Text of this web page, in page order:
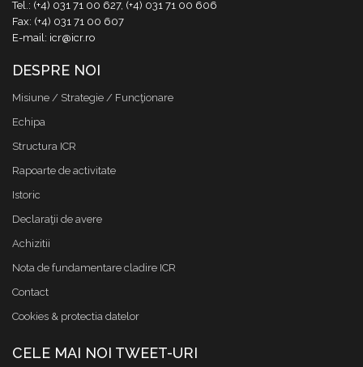
Tel.: (+4) 031 71 00 627, (+4) 031 71 00 606
Fax: (+4) 031 71 00 607
E-mail: icr@icr.ro
DESPRE NOI
Misiune / Strategie / Funcţionare
Echipa
Structura ICR
Rapoarte de activitate
Istoric
Declaraţii de avere
Achizitii
Nota de fundamentare cladire ICR
Contact
Cookies & protectia datelor
CELE MAI NOI TWEET-URI